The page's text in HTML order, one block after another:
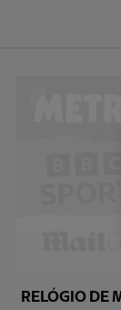
RELÓGIO DE